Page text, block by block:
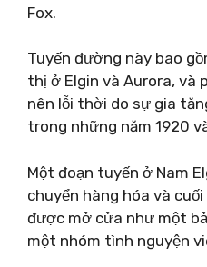
Fox.
Tuyến đường này bao
thị ở Elgin và Aurora, và
nên lỗi thời do sự gia
trong những năm 1920
Một đoạn tuyến ở Nam
chuyển hàng hóa và
được mở cửa như một
một nhóm tình nguyện